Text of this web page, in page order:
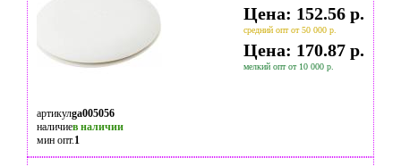
Цена: 152.56 р.
средний опт от 50 000 р.
Цена: 170.87 р.
мелкий опт от 10 000 р.
артикулga005056
наличиев наличии
мин опт.1